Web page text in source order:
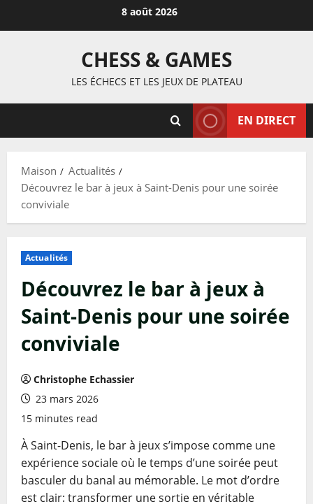
8 août 2026
CHESS & GAMES
LES ÉCHECS ET LES JEUX DE PLATEAU
EN DIRECT
Maison
Actualités
Découvrez le bar à jeux à Saint-Denis pour une soirée
conviviale
Actualités
Découvrez le bar à jeux à
Saint-Denis pour une soirée
conviviale
Christophe Echassier
23 mars 2026
15 minutes read
À Saint-Denis, le bar à jeux s’impose comme une
expérience sociale où le temps d’une soirée peut
basculer du banal au mémorable. Le mot d’ordre
est clair: transformer une sortie en véritable